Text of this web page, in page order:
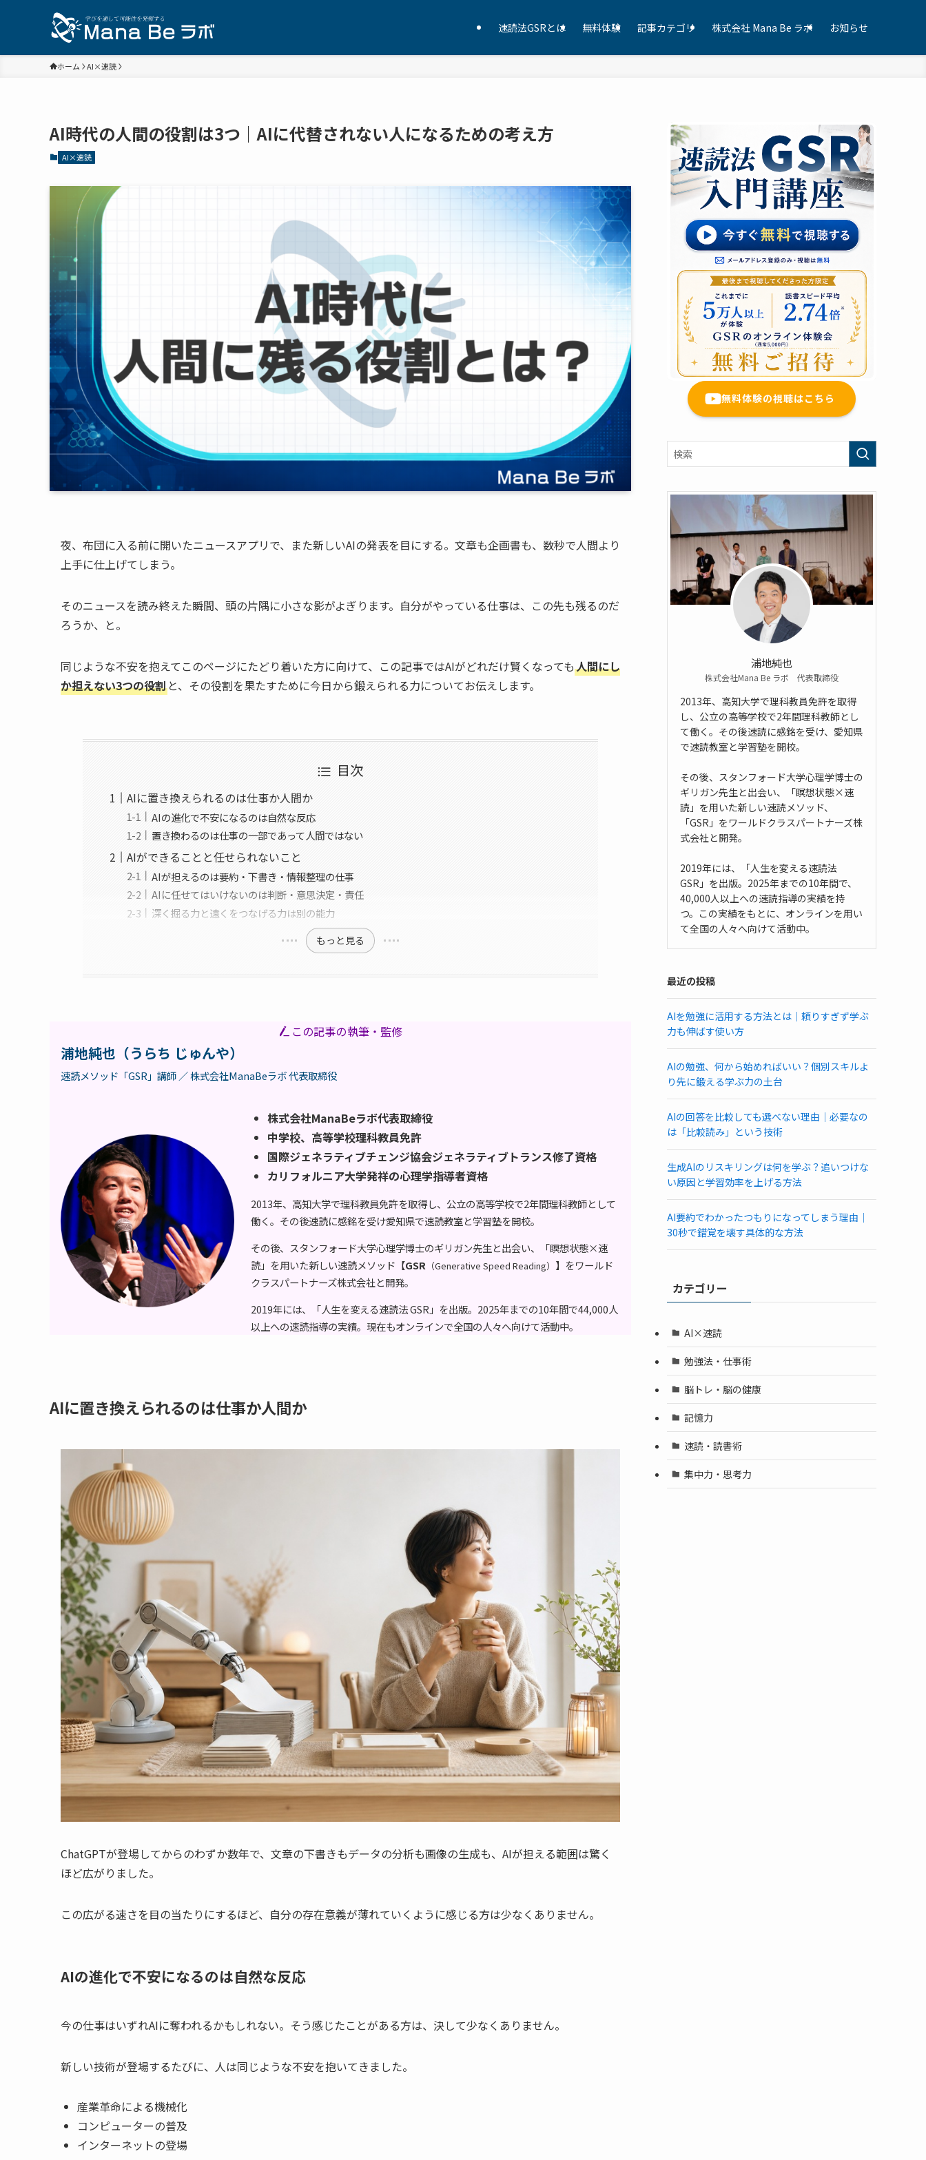
速読法GSRとは 無料体験 記事カテゴリ 株式会社 Mana Be ラボ お知らせ
ホーム AI×速読
AI時代の人間の役割は3つ｜AIに代替されない人になるための考え方
AI×速読
夜、布団に入る前に開いたニュースアプリで、また新しいAIの発表を目にする。文章も企画書も、数秒で人間より
上手に仕上げてしまう。
そのニュースを読み終えた瞬間、頭の片隅に小さな影がよぎります。自分がやっている仕事は、この先も残るのだ
ろうか、と。
同じような不安を抱えてこのページにたどり着いた方に向けて、この記事ではAIがどれだけ賢くなっても人間にし
か担えない3つの役割 と、その役割を果たすために今日から鍛えられる力についてお伝えします。
目次
AIに置き換えられるのは仕事か人間か
AIの進化で不安になるのは自然な反応
置き換わるのは仕事の一部であって人間ではない
AIができることと任せられないこと
AIが担えるのは要約・下書き・情報整理の仕事
AIに任せてはいけないのは判断・意思決定・責任
深く掘る力と遠くをつなげる力は別の能力
もっと見る
この記事の執筆・監修
浦地純也（うらち じゅんや）
速読メソッド「GSR」講師 ／ 株式会社ManaBeラボ 代表取締役
株式会社ManaBeラボ代表取締役
中学校、高等学校理科教員免許
国際ジェネラティブチェンジ協会ジェネラティブトランス修了資格
カリフォルニア大学発祥の心理学指導者資格
2013年、高知大学で理科教員免許を取得し、公立の高等学校で2年間理科教師として
働く。その後速読に感銘を受け愛知県で速読教室と学習塾を開校。
その後、スタンフォード大学心理学博士のギリガン先生と出会い、「瞑想状態×速
読」を用いた新しい速読メソッド【GSR（Generative Speed Reading） 】をワールド
クラスパートナーズ株式会社と開発。
2019年には、「人生を変える速読法 GSR」を出版。2025年までの10年間で44,000人
以上への速読指導の実績。現在もオンラインで全国の人々へ向けて活動中。
AIに置き換えられるのは仕事か人間か
ChatGPTが登場してからのわずか数年で、文章の下書きもデータの分析も画像の生成も、AIが担える範囲は驚く
ほど広がりました。
この広がる速さを目の当たりにするほど、自分の存在意義が薄れていくように感じる方は少なくありません。
AIの進化で不安になるのは自然な反応
今の仕事はいずれAIに奪われるかもしれない。そう感じたことがある方は、決して少なくありません。
新しい技術が登場するたびに、人は同じような不安を抱いてきました。
産業革命による機械化
コンピューターの普及
インターネットの登場
無料体験の視聴はこちら
浦地純也
株式会社Mana Be ラボ 代表取締役
2013年、高知大学で理科教員免許を取得
し、公立の高等学校で2年間理科教師とし
て働く。その後速読に感銘を受け、愛知県
で速読教室と学習塾を開校。
その後、スタンフォード大学心理学博士の
ギリガン先生と出会い、「瞑想状態×速
読」を用いた新しい速読メソッド、
「GSR」をワールドクラスパートナーズ株
式会社と開発。
2019年には、「人生を変える速読法
GSR」を出版。2025年までの10年間で、
40,000人以上への速読指導の実績を持
つ。この実績をもとに、オンラインを用い
て全国の人々へ向けて活動中。
最近の投稿
AIを勉強に活用する方法とは｜頼りすぎず学ぶ
力も伸ばす使い方
AIの勉強、何から始めればいい？個別スキルよ
り先に鍛える学ぶ力の土台
AIの回答を比較しても選べない理由｜必要なの
は「比較読み」という技術
生成AIのリスキリングは何を学ぶ？追いつけな
い原因と学習効率を上げる方法
AI要約でわかったつもりになってしまう理由｜
30秒で錯覚を壊す具体的な方法
カテゴリー
AI×速読
勉強法・仕事術
脳トレ・脳の健康
記憶力
速読・読書術
集中力・思考力